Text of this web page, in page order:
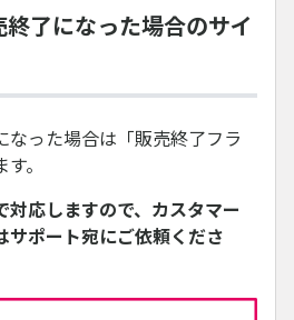
了になった場合のサイ
なった場合は「販売終了フラ
。
対応しますので、カスタマー
サポート宛にご依頼くださ